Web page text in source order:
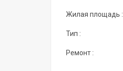
Жилая площадь :
Тип :
Ремонт :